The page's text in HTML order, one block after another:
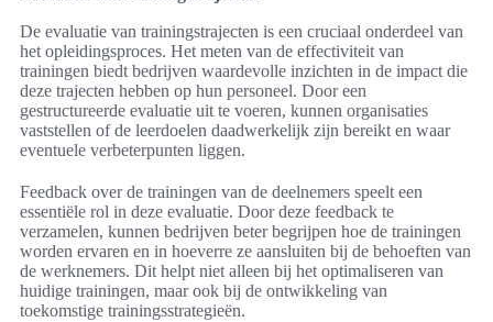
De evaluatie van trainingstrajecten is een cruciaal onderdeel van
het opleidingsproces. Het meten van de effectiviteit van
trainingen biedt bedrijven waardevolle inzichten in de impact die
deze trajecten hebben op hun personeel. Door een
gestructureerde evaluatie uit te voeren, kunnen organisaties
vaststellen of de leerdoelen daadwerkelijk zijn bereikt en waar
eventuele verbeterpunten liggen.
Feedback over de trainingen van de deelnemers speelt een
essentiële rol in deze evaluatie. Door deze feedback te
verzamelen, kunnen bedrijven beter begrijpen hoe de trainingen
worden ervaren en in hoeverre ze aansluiten bij de behoeften van
de werknemers. Dit helpt niet alleen bij het optimaliseren van
huidige trainingen, maar ook bij de ontwikkeling van
toekomstige trainingsstrategieën.